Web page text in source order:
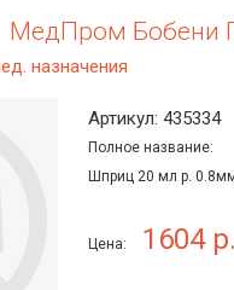
МедПром Бобени
назначения
Артикул: 435334
Полное название:
Шприц 20 мл р.
Цена: 1604 р.